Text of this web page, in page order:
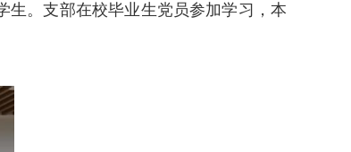
生。支部在校毕业生党员参加学习，本